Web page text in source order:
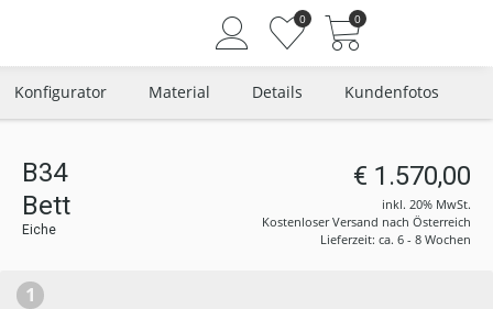
Neuer Kunde? Jetzt registrieren
0 0
Konfigurator Material Details Kundenfotos
B34
Bett
Eiche
€ 1.570,00
inkl. 20% MwSt.
Kostenloser Versand nach Österreich
Lieferzeit: ca. 6 - 8 Wochen
1